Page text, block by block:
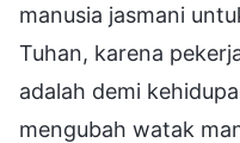
manusia jasmani
Tuhan, karena
adalah demi
mengubah watak